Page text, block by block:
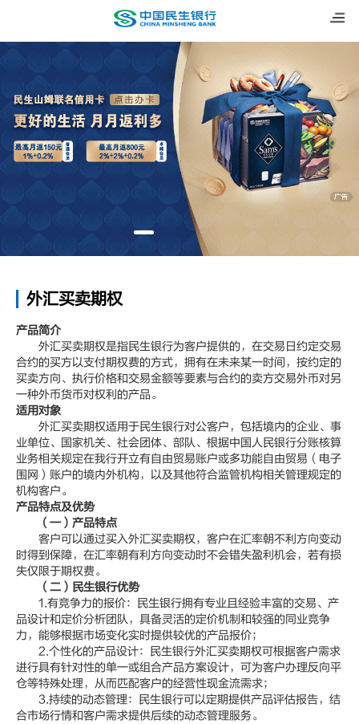
外汇买卖期权
产品简介
外汇买卖期权是指民生银行为客户提供的，在交易日约定交易
合约的买方以支付期权费的方式，拥有在未来某一时间，按约定的
买卖方向、执行价格和交易金额等要素与合约的卖方交易外币对另
一种外币货币对权利的产品。
适用对象
外汇买卖期权适用于民生银行对公客户，包括境内的企业、事
业单位、国家机关、社会团体、部队、根据中国人民银行分账核算
业务相关规定在我行开立有自由贸易账户或多功能自由贸易（电子
围网）账户的境内外机构，以及其他符合监管机构相关管理规定的
机构客户。
产品特点及优势
（一）产品特点
客户可以通过买入外汇买卖期权，客户在汇率朝不利方向变动
时得到保障，在汇率朝有利方向变动时不会错失盈利机会，若有损
失仅限于期权费。
（二）民生银行优势
1.有竞争力的报价：民生银行拥有专业且经验丰富的交易、产
品设计和定价分析团队，具备灵活的定价机制和较强的同业竞争
力，能够根据市场变化实时提供较优的产品报价；
2.个性化的产品设计：民生银行外汇买卖期权可根据客户需求
进行具有针对性的单一或组合产品方案设计，可为客户办理反向平
仓等特殊处理，从而匹配客户的经营性现金流需求；
3.持续的动态管理：民生银行可以定期提供产品评估报告，结
合市场行情和客户需求提供后续的动态管理服务。